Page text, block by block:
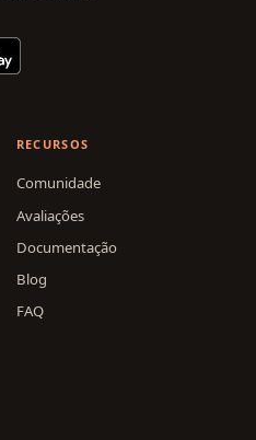
RECURSOS
Comunidade
Avaliações
Documentação
Blog
FAQ